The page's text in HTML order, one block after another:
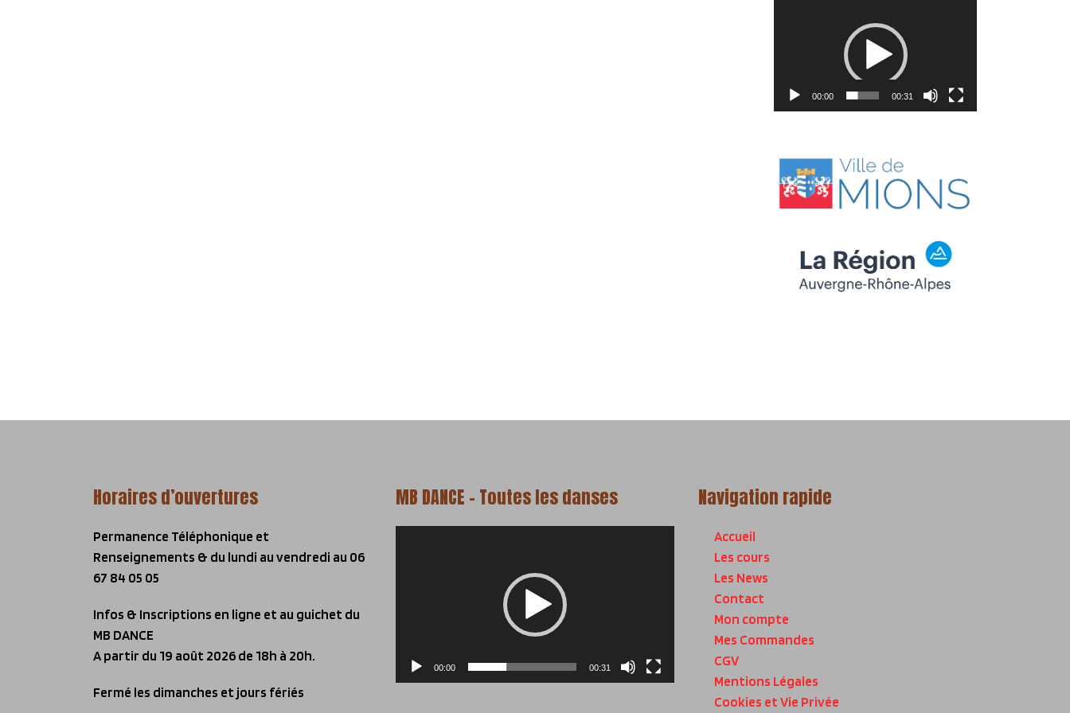
00:00 00:31
Horaires d’ouvertures
Permanence Téléphonique et
Renseignements & du lundi au vendredi au 06
67 84 05 05
Infos & Inscriptions en ligne et au guichet du
MB DANCE
A partir du 19 août 2026 de 18h à 20h.
Fermé les dimanches et jours fériés
MB DANCE – Toutes les danses
00:00 00:31
Navigation rapide
Accueil
Les cours
Les News
Contact
Mon compte
Mes Commandes
CGV
Mentions Légales
Cookies et Vie Privée